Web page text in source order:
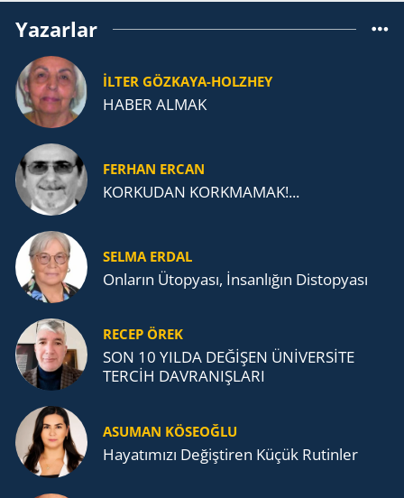
Yazarlar
İLTER GÖZKAYA-HOLZHEY
HABER ALMAK
FERHAN ERCAN
KORKUDAN KORKMAMAK!...
SELMA ERDAL
Onların Ütopyası, İnsanlığın Distopyası
RECEP ÖREK
SON 10 YILDA DEĞİŞEN ÜNİVERSİTE
TERCİH DAVRANIŞLARI
ASUMAN KÖSEOĞLU
Ha­ya­tı­mı­zı De­ğiş­ti­ren Küçük Ru­tin­ler